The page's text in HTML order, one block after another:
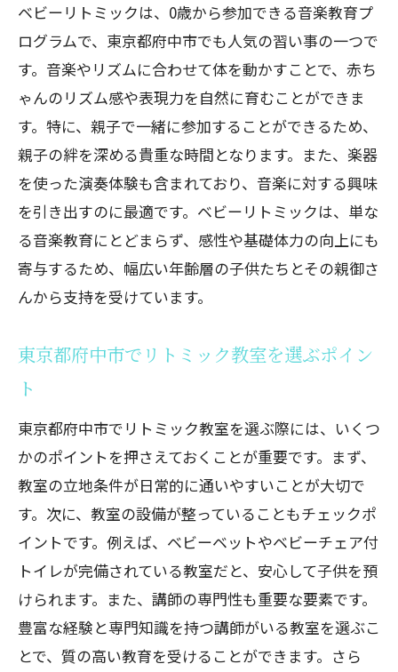
プログラミング教室が小学生におすすめ
な理由
東京都府中市で選ぶプログラミング教室
のポイント
プログラミングで身につくスキルとは
最新のプログラミング教室事情をチェッ
ク
府中市のおすすめプログラミング教室紹
プログラミング教育が未来に与える影響
習い事で広げる可能性府中市で人気の英語ク
東京都府中市で選ぶ英語クラスのポイン
ト
英語を学ぶことで得られるメリット
英語クラスで実践スキルを磨く方法
府中市のおすすめ英語クラス紹介
英語クラスと他の習い事との組み合わせ
府中市で見つける親子で楽しむベビーサイン
の習い事
ベビーリトミックは、0歳から参加できる音楽教育プ
ログラムで、東京都府中市でも人気の習い事の一つで
す。音楽やリズムに合わせて体を動かすことで、赤ち
ゃんのリズム感や表現力を自然に育むことができま
す。特に、親子で一緒に参加することができるため、
親子の絆を深める貴重な時間となります。また、楽器
を使った演奏体験も含まれており、音楽に対する興味
を引き出すのに最適です。ベビーリトミックは、単な
る音楽教育にとどまらず、感性や基礎体力の向上にも
寄与するため、幅広い年齢層の子供たちとその親御さ
んから支持を受けています。
東京都府中市でリトミック教室を選ぶポイン
ト
東京都府中市でリトミック教室を選ぶ際には、いくつ
かのポイントを押さえておくことが重要です。まず、
教室の立地条件が日常的に通いやすいことが大切で
す。次に、教室の設備が整っていることもチェックポ
イントです。例えば、ベビーベットやベビーチェア付
トイレが完備されている教室だと、安心して子供を預
けられます。また、講師の専門性も重要な要素です。
豊富な経験と専門知識を持つ講師がいる教室を選ぶこ
とで、質の高い教育を受けることができます。さら